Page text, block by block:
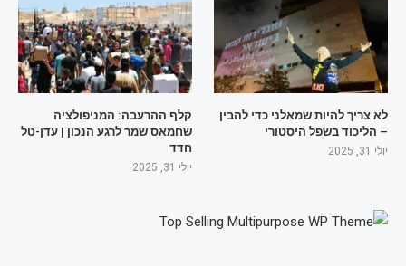
לא צריך להיות שמאלני כדי להבין
– הליכוד בשפל היסטורי
יולי 31, 2025
קלף ההרעבה: המניפולציה
שחמאס שמר לרגע הנכון | עדן-טל
חדד
יולי 31, 2025